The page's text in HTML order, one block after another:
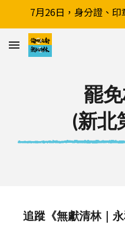
7月26日，身分證、
罷
(新北
追蹤《無獻清林｜